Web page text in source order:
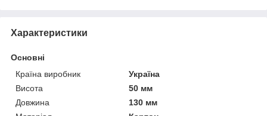
Характеристики
Основні
Країна виробник
Україна
Висота
50 мм
Довжина
130 мм